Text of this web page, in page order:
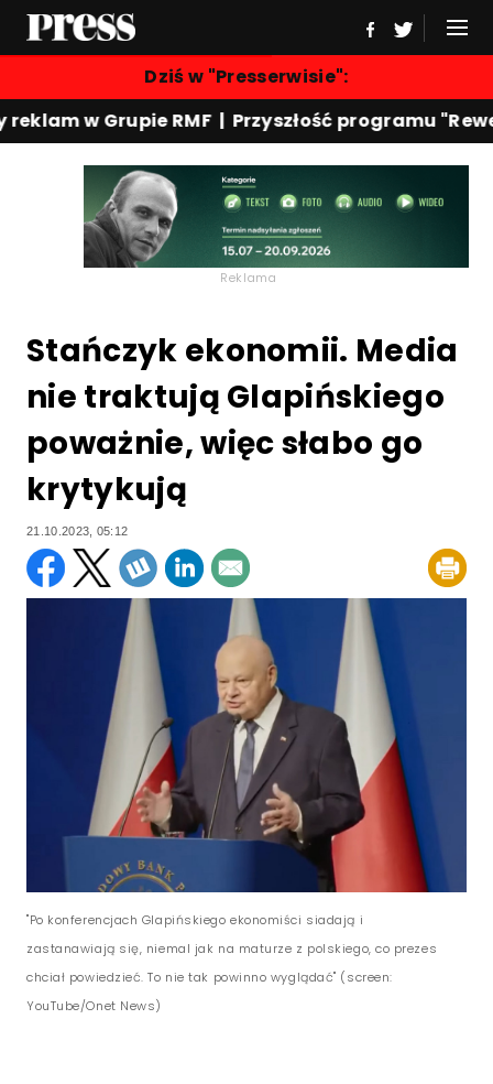
Dziś w "Presserwisie":
w Grupie RMF | Przyszłość programu
Reklama
Stańczyk ekonomii. Media
nie traktują Glapińskiego
poważnie, więc słabo go
krytykują
21.10.2023, 05:12
"Po konferencjach Glapińskiego ekonomiści siadają i
zastanawiają się, niemal jak na maturze z polskiego, co prezes
chciał powiedzieć. To nie tak powinno wyglądać" (screen:
YouTube/Onet News)